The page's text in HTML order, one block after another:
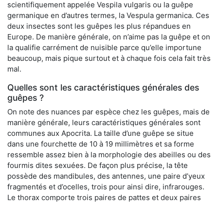
scientifiquement appelée Vespila vulgaris ou la guêpe
germanique en d’autres termes, la Vespula germanica. Ces
deux insectes sont les guêpes les plus répandues en
Europe. De manière générale, on n’aime pas la guêpe et on
la qualifie carrément de nuisible parce qu’elle importune
beaucoup, mais pique surtout et à chaque fois cela fait très
mal.
Quelles sont les caractéristiques générales des
guêpes ?
On note des nuances par espèce chez les guêpes, mais de
manière générale, leurs caractéristiques générales sont
communes aux Apocrita. La taille d’une guêpe se situe
dans une fourchette de 10 à 19 millimètres et sa forme
ressemble assez bien à la morphologie des abeilles ou des
fourmis dites sexuées. De façon plus précise, la tête
possède des mandibules, des antennes, une paire d’yeux
fragmentés et d’ocelles, trois pour ainsi dire, infrarouges.
Le thorax comporte trois paires de pattes et deux paires